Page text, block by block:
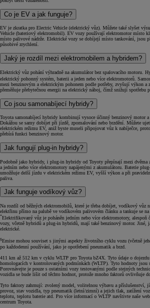
Co je EV a jak funguje?
EV je zkratka pro Electric Vehicle (elektrický vůz). Můžete také slyšet
Vehicle (bateriový elektromobil). EV vozy používají elektromotor místo
místo palivové nádrže. Elektrické vozy se dobíjejí místo tankování, jsou
působivé zrychlení.
Jaký je rozdíl mezi elektromobilem a hybridem?
Elektrický vůz pohání výhradně na akumulátor bez spalovacího motoru.
elektrický pohonný systém, baterii a jeden nebo více elektromotorů.
mezi benzinovým a elektrickým pohonem podle potřeby, zvyšují výkon a
přeměňuje přebytečnou energii na elektrický náboj, čímž snižují spotřebu
Co jsou samonabíjecí hybridy?
Toyota samonabíjecí hybridy kombinují vysoce účinný benzinový motor a
Dokážou se samy dobíjet při jízdě, zpomalování nebo brzdění. Můžete
elektrickém režimu EV, aniž byste museli připojovat vůz k nabíječce,
přebírá funkci benzinový motor.
Jak fungují plug-in hybridy?
Podobně jako hybridy, i plug-in hybridy od Toyoty přepínají mezi dvěma
a jedním nebo více elektromotory napájenými z akumulátoru. Baterie
umožňuje delší jízdu v elektrickém režimu EV, vyšší výkon a při
paliva.
Jak funguje vodíkový vůz?
Na rozdíl od běžných elektromobilů, které je třeba dobíjet, vodíkový vůz
elektřinu přímo na palubě ve vodíkovém palivovém článku a tankuje se na
*Elektrifikovaný vůz je poháněn jedním nebo více elektromotory, alespoň
vozy, včetně hybridů a plug-in hybridů, mají také benzinový motor. Jiné,
elektrické.
§Emise mohou souviset s jinými aspekty životního cyklu vozu (včetně
po každodenní používání, jako je opotřebení pneumatik a brzd.
411 km až 512 km v cyklu WLTP pro Toyota bZ4X. Tyto údaje o
homologacích v kontrolovaných podmínkách (WLTP). Tyto hodnoty jsou
Porovnávejte je pouze s ostatními vozy testovanými podle stejných
vozidla se bude lišit od těchto hodnot, protože mnoho faktorů ovlivňuje
Tyto faktory zahrnují: zvolený model, volitelnou výbavu a příslušenství,
provoz, stav vozidla, typ pneumatik (letní/zimní) a jejich tlak, zatížení
teplotu, teplotu baterie atd. Pro více informací o WLTP navštivte naše
centrum Toyota.